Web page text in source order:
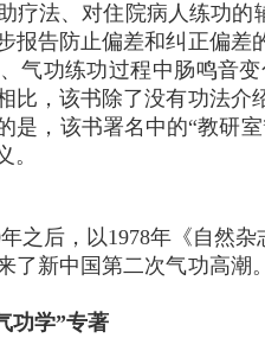
疗法、对住院病人练功
报告防止偏差和纠正偏
气功练功过程中肠鸣音
比，该书除了没有功法
是，该书署名中的“教研
。
年之后，以1978年《自然
了新中国第二次气功高
功学”专著